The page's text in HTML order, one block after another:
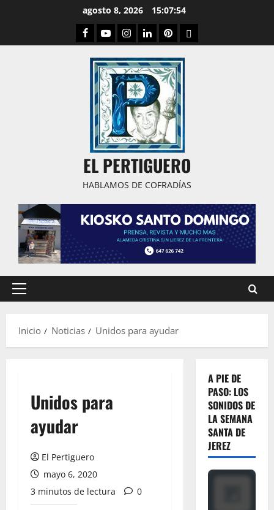
agosto 8, 2026 15:07:55
Facebook
YoutubeInstagram
LinkedPinterestDribbble
EL PERTIGUERO
HABLAMOS DE COFRADÍAS
Menú
Inicio
Noticias Unidos para ayudar
Unidos para
ayudar
El Pertiguero
mayo 6, 2020
3 minutos de lectura
0
A PIE DE
PASO: LOS
SONIDOS DE
LA SEMANA
SANTA DE
JEREZ